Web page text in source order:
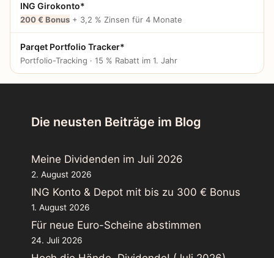
ING Girokonto*
200 € Bonus + 3,2 % Zinsen für 4 Monate
Parqet Portfolio Tracker*
Portfolio-Tracking · 15 % Rabatt im 1. Jahr
Die neusten Beiträge im Blog
Meine Dividenden im Juli 2026
2. August 2026
ING Konto & Depot mit bis zu 300 € Bonus
1. August 2026
Für neue Euro-Scheine abstimmen
24. Juli 2026